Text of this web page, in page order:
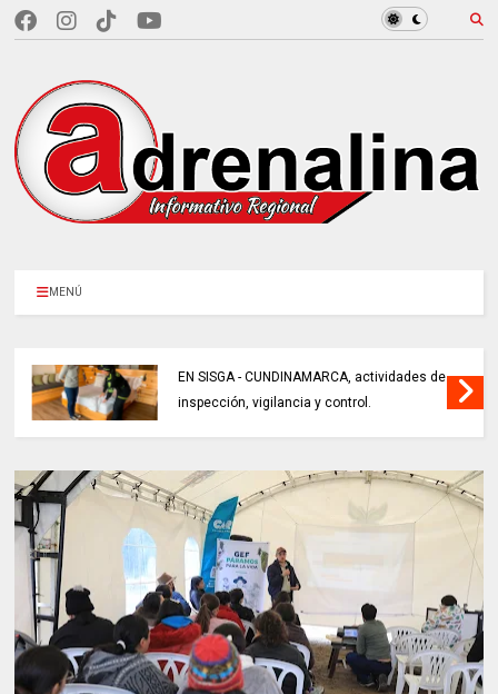
MENÚ
EN SISGA - CUNDINAMARCA, actividades de
inspección, vigilancia y control.